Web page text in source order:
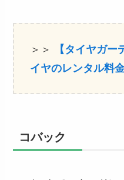
＞＞
【タイヤガ
イヤのレンタル料
コバック